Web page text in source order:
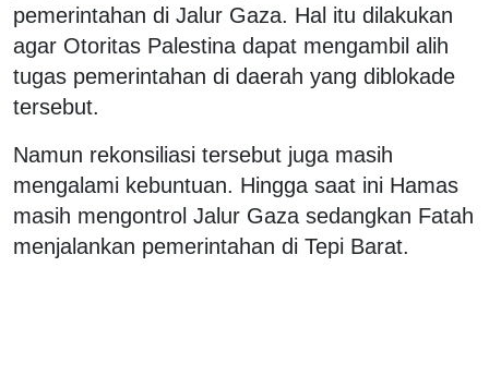
pemerintahan di Jalur Gaza. Hal itu dilakukan
agar Otoritas Palestina dapat mengambil alih
tugas pemerintahan di daerah yang diblokade
tersebut.
Namun rekonsiliasi tersebut juga masih
mengalami kebuntuan. Hingga saat ini Hamas
masih mengontrol Jalur Gaza sedangkan Fatah
menjalankan pemerintahan di Tepi Barat.